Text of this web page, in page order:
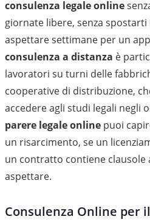
consulenza legale online
giornate libere, senza spostarti
aspettare settimane per un
consulenza a distanza è
lavoratori su turni delle
cooperative di distribuzione,
accedere agli studi legali negli
parere legale online puoi
un risarcimento, se un
un contratto contiene clausole
aspettare.
Consulenza Online per